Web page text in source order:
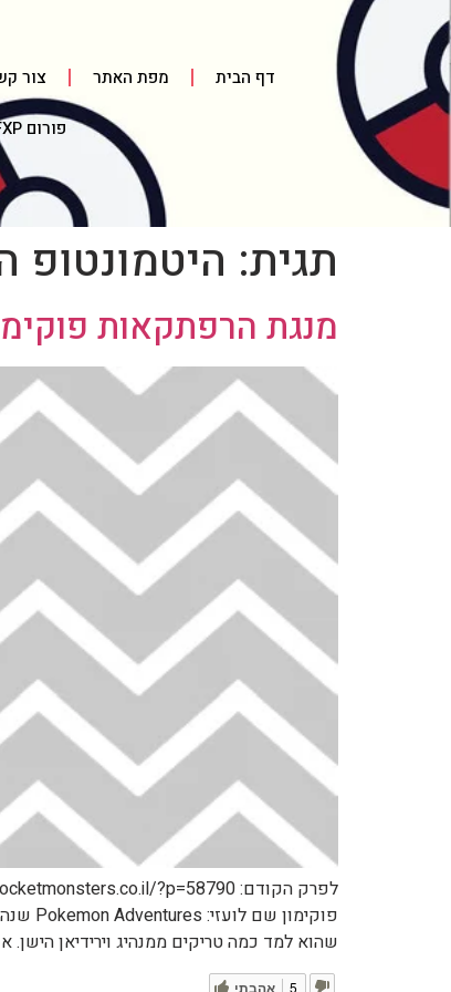
דף הבית מפת האתר צור
פורום FXP
תגית: היטמונטופ
מנגת הרפתקאות פוקימון
שהוא למד כמה טריקים ממנהיג וירידיאן
אהבתי 5